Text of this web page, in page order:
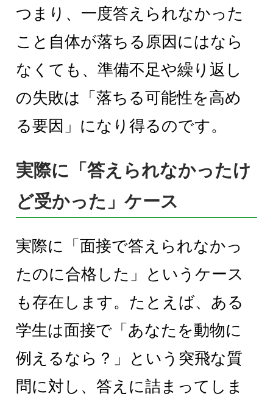
つまり、一度答えられなかった
こと自体が落ちる原因にはなら
なくても、準備不足や繰り返し
の失敗は「落ちる可能性を高め
る要因」になり得るのです。
実際に「答えられなかったけ
ど受かった」ケース
実際に「面接で答えられなかっ
たのに合格した」というケース
も存在します。たとえば、ある
学生は面接で「あなたを動物に
例えるなら？」という突飛な質
問に対し、答えに詰まってしま